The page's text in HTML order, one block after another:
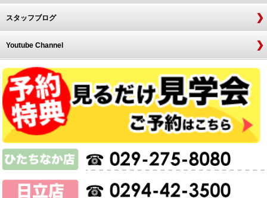
スタッフブログ
Youtube Channel